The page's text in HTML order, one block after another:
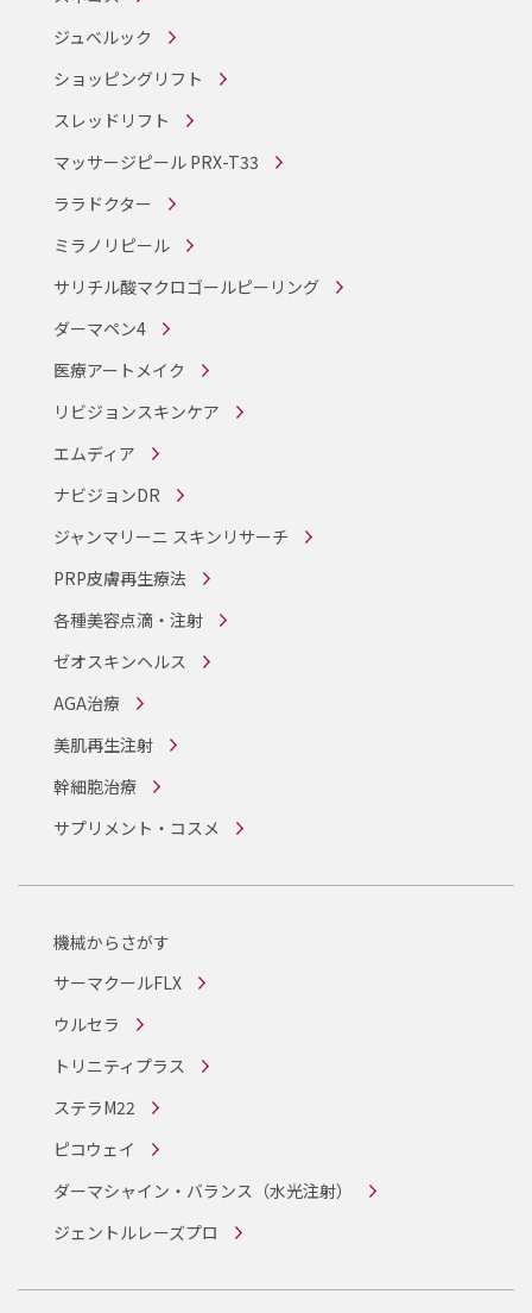
ジュベルック
ショッピングリフト
スレッドリフト
マッサージピール PRX-T33
ララドクター
ミラノリピール
サリチル酸マクロゴールピーリング
ダーマペン4
医療アートメイク
リビジョンスキンケア
エムディア
ナビジョンDR
ジャンマリーニ スキンリサーチ
PRP皮膚再生療法
各種美容点滴・注射
ゼオスキンヘルス
AGA治療
美肌再生注射
幹細胞治療
サプリメント・コスメ
機械からさがす
サーマクールFLX
ウルセラ
トリニティプラス
ステラM22
ピコウェイ
ダーマシャイン・バランス （水光注射）
ジェントルレーズプロ